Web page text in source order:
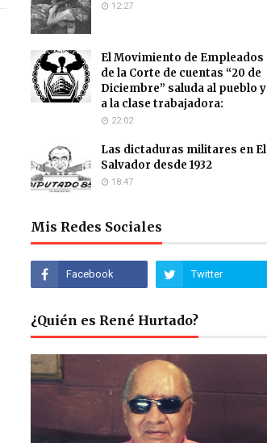
12:27
El Movimiento de Empleados
de la Corte de cuentas “20 de
Diciembre” saluda al pueblo y
a la clase trabajadora:
22:02
Las dictaduras militares en El
Salvador desde 1932
18:47
Mis Redes Sociales
¿Quién es René Hurtado?